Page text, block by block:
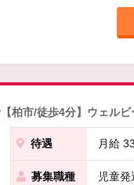
柏市/徒歩4分】ウェル
待遇 月給
募集職種 児童